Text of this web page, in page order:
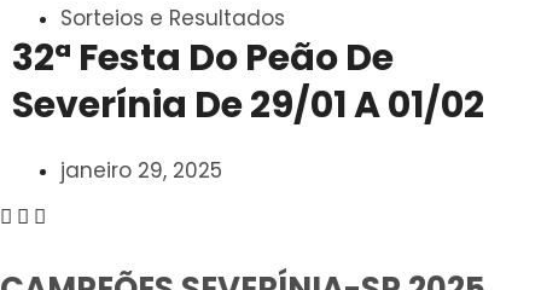
Sorteios e Resultados
32ª Festa Do Peão De
Severínia De 29/01 A 01/02
janeiro 29, 2025